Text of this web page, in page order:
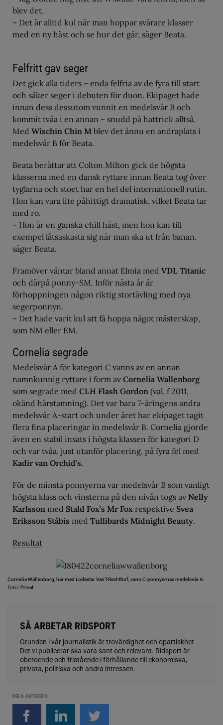
blev det.
– Det är alltid kul när man hoppar svårare klasser
med en ny häst och se hur det går, säger Beata.
Felfritt gav seger
Det gick alla tiders – enda felfria av de fyra till start
och säker seger i debuten för duon. Ekipaget hade
innan dess dessutom vunnit en medelsvår B och
kommit tvåa i en annan – snudd på hattrick alltså.
Med Wischin Chin M blev det ännu en andraplats i
medelsvår B för Beata.
Beata berättar att Colton Milton gick de högsta
klasserna med en dansk ryttare innan Beata tog över
tyglarna och stoet har en hel del internationell rutin.
Hon kan vara lite påhittigt dramatisk, vilket Beata tar
med ro.
– Hon är en ganska chill häst, men hon kan till
exempel låtsaskasta sig när man ska ut från banan,
säger Beata.
Framöver väntar bland annat Elmia med VDL Titanic
och därpå ponny-SM. Inför nästa år är
förhoppningen någon riktig stortävling med nya
segerponnyn.
– Det hade varit kul att få hoppa något mästerskap,
som NM eller EM.
Cornelia segrade
Medelsvår A för kategori C vanns av en annan
namnkunnig ryttare i form av Cornelia Wallenborg
som segrade med CLH Flash Gordon (val, f 2011,
okänd härstamning). Det var bara 7-åringens andra
medelsvår A-start och under året har ekipaget tagit
flera fina placeringar in medelsvår B. Cornelia gjorde
även en stabil insats i högsta klassen för kategori D
och var tvåa, just utanför placering, på fyra fel med
Kadir van Orchid’s.
För de minsta ponnyerna var medelsvår B som vanligt
högsta klass och vinsterna på den nivån togs av Nelly
Karlsson med Stald Fox’s Mr Fox respektive Svea
Eriksson Ståbis med Tullibards Midnight Beauty.
Resultat
Cornelia Wallenborg, här med Lodestar Van’t Rechthof, vann C-ponnyernas medelsvår A.
Foto: Privat
SÅ ARBETAR RIDSPORT
Grunden i vår journalistik är trovärdighet och opartiskhet.
Det vi publicerar ska vara sant och relevant. Ridsport är
oberoende och fristående i förhållande till ekonomiska,
privata, politiska och andra intressen.
DELA ARTIKELN